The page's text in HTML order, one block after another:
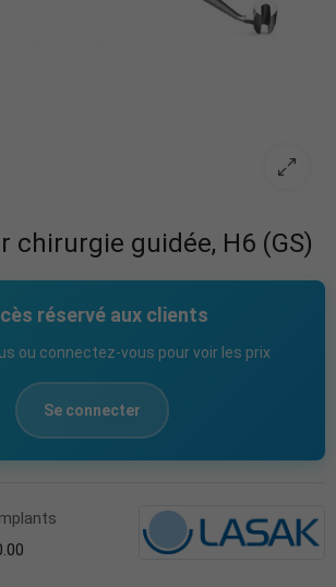
chirurgie guidée, H6 (GS)
réservé aux clients
ou connectez-vous pour voir les prix
Se connecter